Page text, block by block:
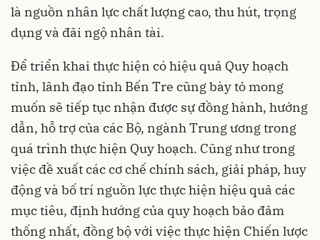
là nguồn nhân lực chất lượng cao, thu hút, trọng
dụng và đãi ngộ nhân tài.
Để triển khai thực hiện có hiệu quả Quy hoạch
tỉnh, lãnh đạo tỉnh Bến Tre cũng bày tỏ mong
muốn sẽ tiếp tục nhận được sự đồng hành, hướng
dẫn, hỗ trợ của các Bộ, ngành Trung ương trong
quá trình thực hiện Quy hoạch. Cũng như trong
việc đề xuất các cơ chế chính sách, giải pháp, huy
động và bố trí nguồn lực thực hiện hiệu quả các
mục tiêu, định hướng của quy hoạch bảo đảm
thống nhất, đồng bộ với việc thực hiện Chiến lược